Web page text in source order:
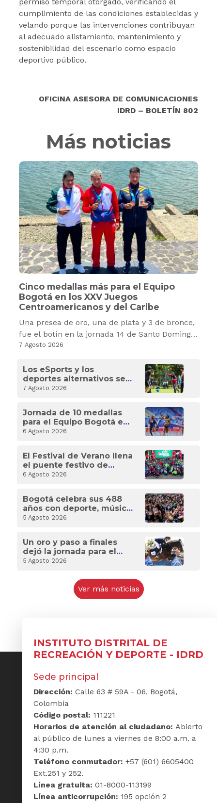
cumplimiento de las condiciones establecidas y
velando porque las intervenciones contribuyan
al adecuado alistamiento, mantenimiento y
sostenibilidad del escenario como espacio
deportivo público.
OFICINA ASESORA DE COMUNICACIONES
IDRD – BOLETÍN 802
Más noticias
Cinco medallas más para el Equipo
Bogotá en los XXV Juegos
Centroamericanos y del Caribe
Una presea de oro, una de plata y 3 de bronce,
fue el botín en la jornada 14 de Santo Domingo
2026. Colombia, subcampeón de las justas.
7 Agosto 2026
Los eSports y los
deportes alternativos se
toman Bogotá con el 3.er
7 Agosto 2026
Jornada de 10 medallas
para el Equipo Bogotá en
Los XXV Juegos
6 Agosto 2026
El Festival de Verano llena
el puente festivo de
deporte, recreación y
6 Agosto 2026
Bogotá celebra sus 488
años con deporte, música
y planes gratuitos en el
5 Agosto 2026
Un oro y paso a finales
dejó la jornada para el
Equipo Bogotá en los
5 Agosto 2026
Ver más noticias
INSTITUTO DISTRITAL DE
RECREACIÓN Y DEPORTE - IDRD
Sede principal
Dirección: Calle 63 # 59A - 06, Bogotá,
Colombia
Código postal: 111221
Horarios de atención al ciudadano: Abierto
al público de lunes a viernes de 8:00 a.m. a
4:30 p.m.
Teléfono conmutador: +57 (601) 6605400
Ext.251 y 252.
Línea gratuita: 01-8000-113199
Línea anticorrupción: 195 opción 2